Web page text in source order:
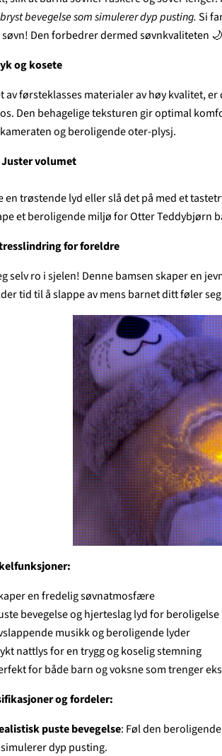
bevegelse som simulerer dyp pusting. Si
Den forbedrer dermedsøvnkvaliteten 🌙
og kosete
av førsteklasses materialer av høy kvalitet,
Den behagelige teksturen gir optimal
og beroligende oter-plysj.
Juster volumet
en trøstende lyd eller slå det på med et
et beroligende miljø for Otter Teddybjørn
for foreldre
selv ro i sjelen! Denne bamsen skaper en
tid til å slappe av mens barnet ditt føler
en fredelig søvnatmosfære
bevegelse og hjerteslag lyd for beroligelse
musikk og beroligende lyder
nattlys for en trygg og koselig stemning
for både barn og voksne som trenger
og fordeler:
puste bevegelse: Føl den
dyp pusting.